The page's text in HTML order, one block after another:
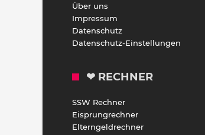
Über uns
Impressum
Datenschutz
Datenschutz-Einstellungen
❤ RECHNER
SSW Rechner
Eisprungrechner
Elterngeldrechner